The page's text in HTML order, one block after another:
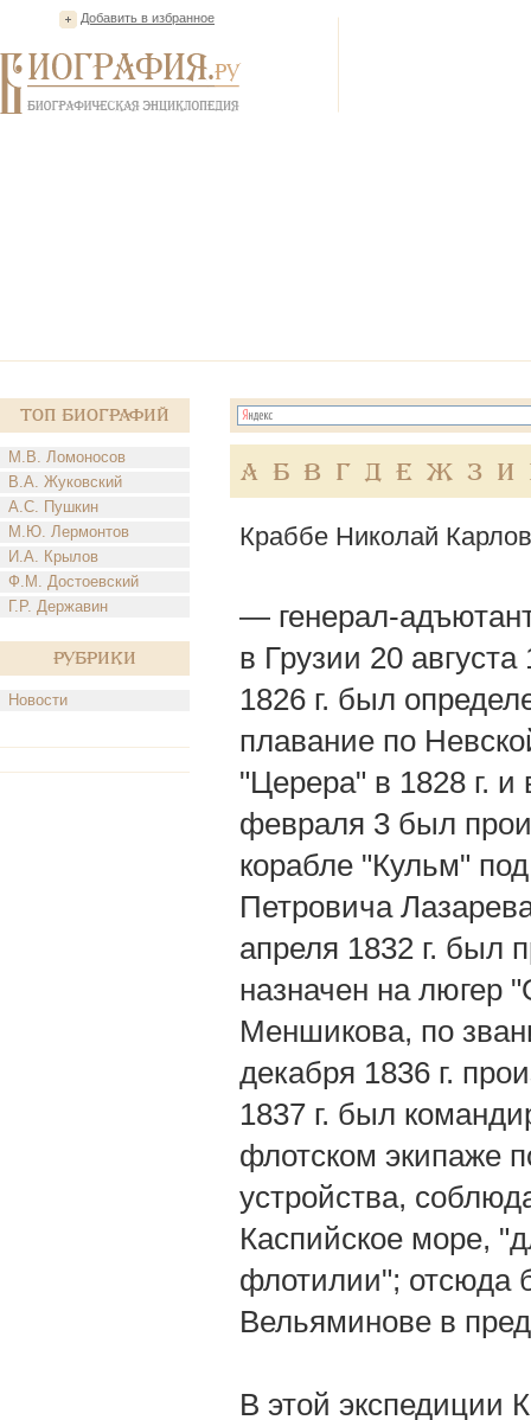
Добавить в избранное
Топ Биографий
М.В. Ломоносов
В.А. Жуковский
А.С. Пушкин
М.Ю. Лермонтов
И.А. Крылов
Ф.М. Достоевский
Г.Р. Державин
Рубрики
Новости
А Б В Г Д Е Ж З И
Краббе Николай
— генерал-
в Грузии 20
1826 г. был
плавание по
"Церера" в 1828 г. и
февраля 3 был
корабле "Кульм"
Петровича
апреля 1832 г. был
назначен на люгер
Меншикова, по
декабря 1836 г.
1837 г. был
флотском экипаже
устройства,
Каспийское море,
флотилии"; отсюда
Вельяминове в
В этой экспедиции